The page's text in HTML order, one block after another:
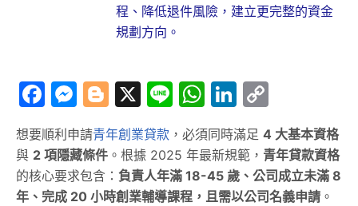
程、降低退件風險，建立更完整的資金
規劃方向。
Facebook
Messenger
Blogger
X LineWhatsApp
LinkedIn
Link
想要順利申請青年創業貸款 ，必須同時滿足 4 大基本資格
與 2 項隱藏條件 。根據 2025 年最新規範， 青年貸款資格
的核心要求包含： 負責人年滿 18-45 歲、公司成立未滿 8
年、完成 20 小時創業輔導課程，且需以公司名義申請 。